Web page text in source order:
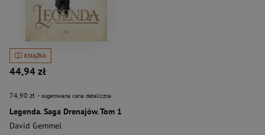
KSIĄŻKA
44,94 zł
74,90 zł - sugerowana cena detaliczna
Legenda. Saga Drenajów. Tom 1
David Gemmel